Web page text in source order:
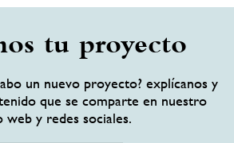
tu proyecto
un nuevo proyecto? explícanos y
que se comparte en nuestro
web y redes sociales.